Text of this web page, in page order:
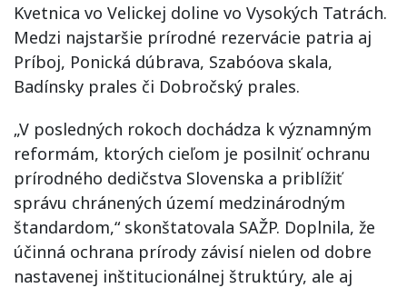
Kvetnica vo Velickej doline vo Vysokých Tatrách.
Medzi najstaršie prírodné rezervácie patria aj
Príboj, Ponická dúbrava, Szabóova skala,
Badínsky prales či Dobročský prales.
„V posledných rokoch dochádza k významným
reformám, ktorých cieľom je posilniť ochranu
prírodného dedičstva Slovenska a priblížiť
správu chránených území medzinárodným
štandardom,“ skonštatovala SAŽP. Doplnila, že
účinná ochrana prírody závisí nielen od dobre
nastavenej inštitucionálnej štruktúry, ale aj